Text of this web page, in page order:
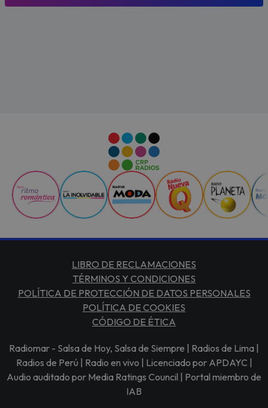
LIBRO DE RECLAMACIONES
TÉRMINOS Y CONDICIONES
POLÍTICA DE PROTECCIÓN DE DATOS PERSONALES
POLÍTICA DE COOKIES
CÓDIGO DE ÉTICA
Radiomar - Salsa de Hoy, Salsa de Siempre | Radios de Lima |
Radios de Perú | Radio en vivo | Licenciado por APDAYC |
Audio auditado por Media Ratings Council | Portal miembro de
IAB